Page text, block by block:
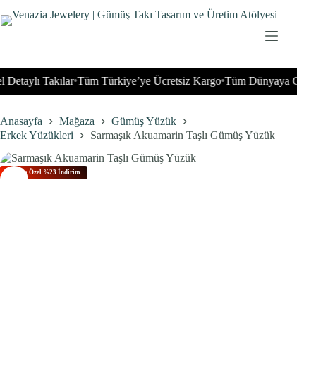
geç
Takılar•Tüm Türkiye’ye Ücretsiz Kargo•Tüm Dünyaya
Anasayfa Mağaza
Gümüş Yüzük
Erkek Yüzükleri
Sarmaşık Akuamarin Taşlı Gümüş Yüzük
Bu Aya Özel %23 İndirim